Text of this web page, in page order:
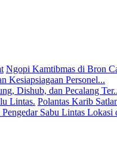
Ngopi Kamtibmas di Bron
Kesiapsiagaan Personel...
Dishub, dan Pecalang
Polantas Karib
Sabu Lintas Lokasi